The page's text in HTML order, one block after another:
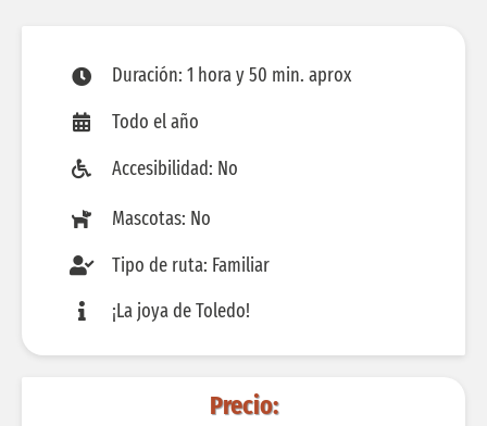
Duración: 1 hora y 50 min. aprox
Todo el año
Accesibilidad: No
Mascotas: No
Tipo de ruta: Familiar
¡La joya de Toledo!
Precio: